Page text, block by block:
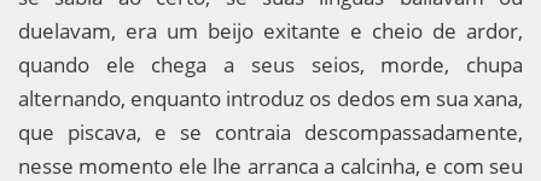
duelavam, era um beijo exitante e cheio de ardor,
quando ele chega a seus seios, morde, chupa
alternando, enquanto introduz os dedos em sua xana,
que piscava, e se contraia descompassadamente,
nesse momento ele lhe arranca a calcinha, e com seu